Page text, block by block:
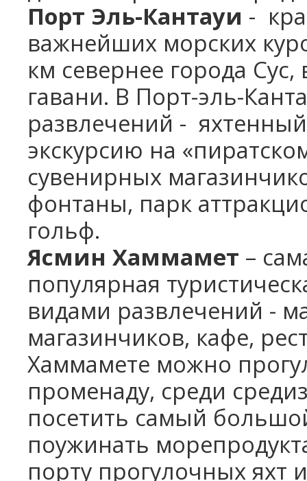
Порт Эль-Кантауи -
важнейших морских
км севернее города
гавани. В Порт-эль-
развлечений -
экскурсию на
сувенирных
фонтаны, парк
гольф.
Ясмин Хаммамет –
популярная
видами развлечений -
магазинчиков, кафе,
Хаммамете можно
променаду, среди
посетить самый
поужинать
порту прогулочных яхт